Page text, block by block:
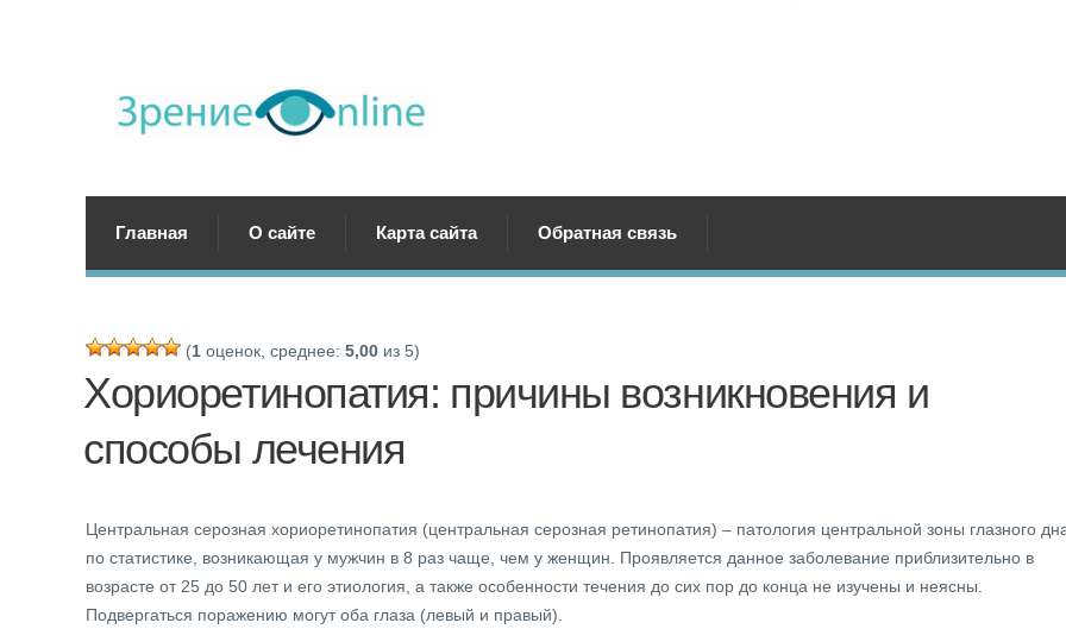
Главная О сайте Карта сайта Обратная связь
(1 оценок, среднее: 5,00 из 5)
Хориоретинопатия: причины возникновения и
способы лечения
Центральная серозная хориоретинопатия (центральная серозная ретинопатия) – патология центральной зоны глазного
по статистике, возникающая у мужчин в 8 раз чаще, чем у женщин. Проявляется данное заболевание приблизительно в
возрасте от 25 до 50 лет и его этиология, а также особенности течения до сих пор до конца не изучены и неясны.
Подвергаться поражению могут оба глаза (левый и правый).